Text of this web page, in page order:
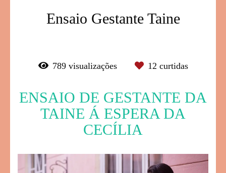
Ensaio Gestante Taine
789visualizações 12 curtidas
ENSAIO DE GESTANTE DA
TAINE Á ESPERA DA
CECÍLIA